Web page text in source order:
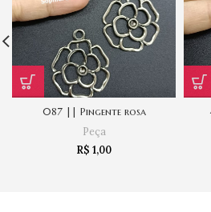
087 || Pingente rosa
Peça
R$ 1,00